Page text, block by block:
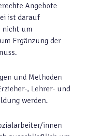
Angebote
ist darauf
nicht um
Ergänzung der
und Methoden
, Lehrer- und
werden.
innen